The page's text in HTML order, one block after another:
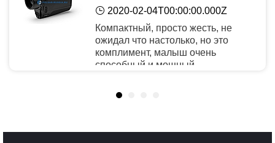
2020-02-04T00:00:00.000Z
Компактный, просто жесть, не
ожидал что настолько, но это
комплимент, малыш очень
способный и мощный.